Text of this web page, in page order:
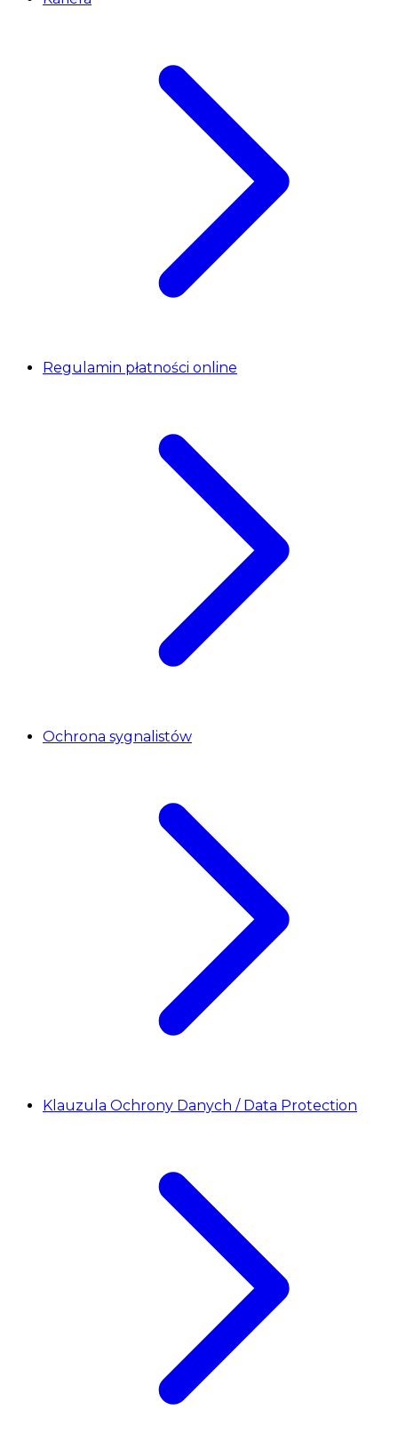
Regulamin płatności online
Ochrona sygnalistów
Klauzula Ochrony Danych / Data Protection